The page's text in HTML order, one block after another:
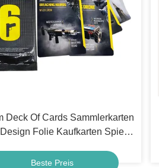
Deck Of Cards Sammlerkarten
Folie Kaufkarten Spiele
Beste Preis